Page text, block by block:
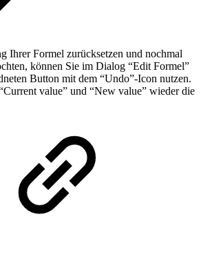
Ihrer Formel zurücksetzen und nochmal
können Sie im Dialog “Edit Formel”
Button mit dem “Undo”-Icon nutzen.
value” und “New value” wieder die